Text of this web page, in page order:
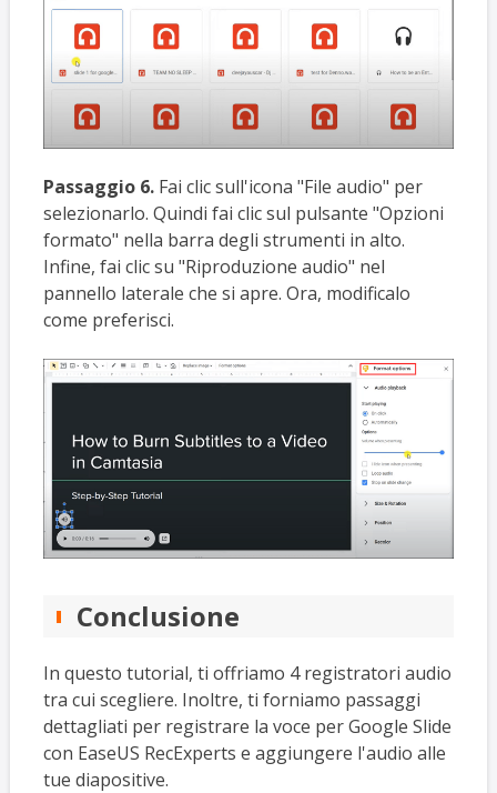
Passaggio 6.Fai clic sull'icona "File audio" per
selezionarlo. Quindi fai clic sul pulsante "Opzioni
formato" nella barra degli strumenti in alto.
Infine, fai clic su "Riproduzione audio" nel
pannello laterale che si apre. Ora, modificalo
come preferisci.
Conclusione
In questo tutorial, ti offriamo 4 registratori audio
tra cui scegliere. Inoltre, ti forniamo passaggi
dettagliati per registrare la voce per Google Slide
con EaseUS RecExperts e aggiungere l'audio alle
tue diapositive.